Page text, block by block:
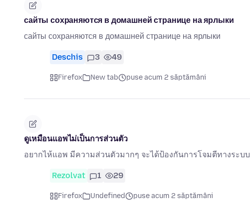
сайты сохраняются в домашней странице на ярлыки
сайты сохраняются в домашней странице на ярлыки
Deschis 3 49
Firefox New tab puse acum 2 săptămâni
ดูเหมือนแอพไม่เป็นการส่วนตัว
อยากไห้แอพ มีความส่วนตัวมากๆ จะได้ป้องกันการโจมตีทางระบบ
Rezolvat 1 29
Firefox Undefined puse acum 2 săptămâni